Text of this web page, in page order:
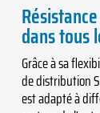
dans tous
Grâce à sa
de distribution
est adapté à